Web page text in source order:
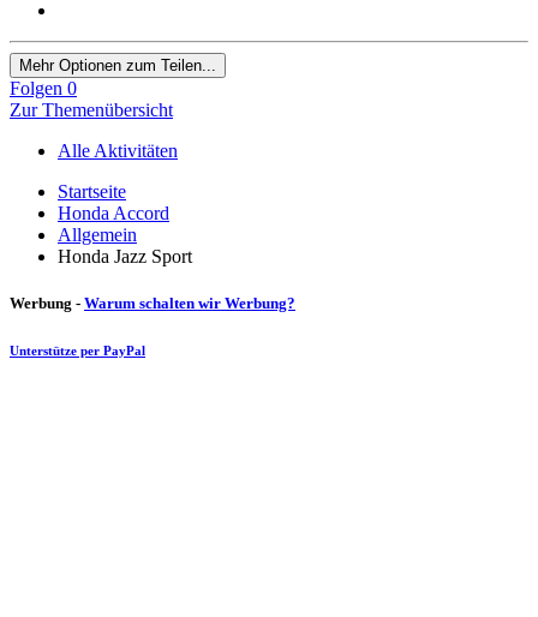
Mehr Optionen zum Teilen...
Folgen 0
Zur Themenübersicht
Alle Aktivitäten
Startseite
Honda Accord
Allgemein
Honda Jazz Sport
Werbung - Warum schalten wir Werbung?
Unterstütze per PayPal